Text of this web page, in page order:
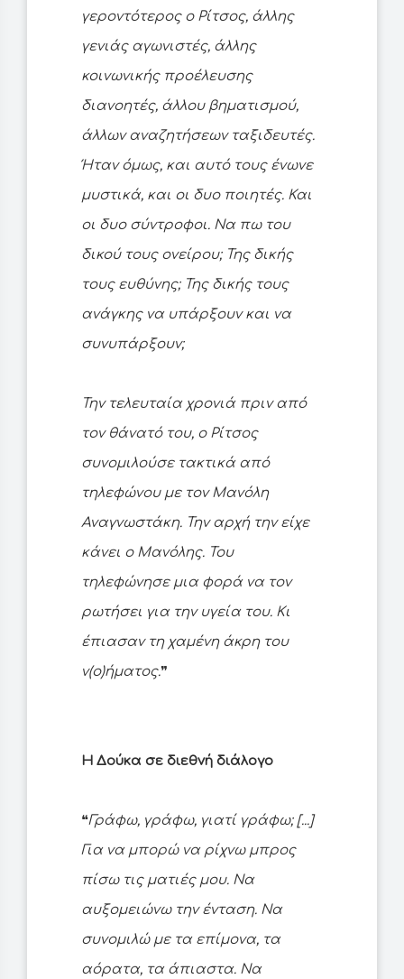
γεροντότερος ο Ρίτσος, άλλης
γενιάς αγωνιστές, άλλης
κοινωνικής προέλευσης
διανοητές, άλλου βηματισμού,
άλλων αναζητήσεων ταξιδευτές.
Ήταν όμως, και αυτό τους ένωνε
μυστικά, και οι δυο ποιητές. Και
οι δυο σύντροφοι. Να πω του
δικού τους ονείρου; Της δικής
τους ευθύνης; Της δικής τους
ανάγκης να υπάρξουν και να
συνυπάρξουν;
Την τελευταία χρονιά πριν από
τον θάνατό του, ο Ρίτσος
συνομιλούσε τακτικά από
τηλεφώνου με τον Μανόλη
Αναγνωστάκη. Την αρχή την είχε
κάνει ο Μανόλης. Του
τηλεφώνησε μια φορά να τον
ρωτήσει για την υγεία του. Κι
έπιασαν τη χαμένη άκρη του
ν(ο)ήματος.❞
Η Δούκα σε διεθνή διάλογο
❝Γράφω, γράφω, γιατί γράφω; [...]
Για να μπορώ να ρίχνω μπρος
πίσω τις ματιές μου. Να
αυξομειώνω την ένταση. Να
συνομιλώ με τα επίμονα, τα
αόρατα, τα άπιαστα. Να